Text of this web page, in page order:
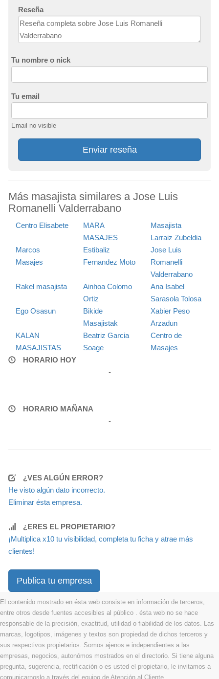
Reseña
Tu nombre o nick
Tu email
Email no visible
Enviar reseña
Más masajista similares a Jose Luis
Romanelli Valderrabano
Centro Elisabete
MARA
MASAJES
Masajista
Larraiz Zubeldia
Marcos
Masajes
Estibaliz
Fernandez Moto
Jose Luis
Romanelli
Valderrabano
Rakel masajista
Ainhoa Colomo
Ortiz
Ana Isabel
Sarasola Tolosa
Ego Osasun
Bikide
Masajistak
Xabier Peso
Arzadun
KALAN
MASAJISTAS
Beatriz Garcia
Soage
Centro de
Masajes
HORARIO HOY
-
HORARIO MAÑANA
-
¿VES ALGÚN ERROR?
He visto algún dato incorrecto.
Eliminar ésta empresa.
¿ERES EL PROPIETARIO?
¡Multiplica x10 tu visibilidad, completa tu ficha y atrae más
clientes!
Publica tu empresa
El contenido mostrado en ésta web consiste en información de terceros,
entre otros desde fuentes accesibles al público . ésta web no se hace
responsable de la precisión, exactitud, utilidad o fiabilidad de los datos. Las
marcas, logotipos, imágenes y textos son propiedad de dichos terceros y
sus respectivos propietarios. Somos ajenos e independientes a las
empresas, negocios, autonómos mostrados en el directorio. Si tiene alguna
pregunta, sugerencia, rectificación o es usted el propietario, le invitamos a
comunicarnoslo a través del equipo de Atención al Cliente